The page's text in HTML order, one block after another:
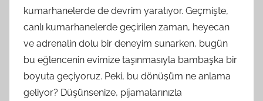
kumarhanelerde de devrim yaratıyor. Geçmişte,
canlı kumarhanelerde geçirilen zaman, heyecan
ve adrenalin dolu bir deneyim sunarken, bugün
bu eğlencenin evimize taşınmasıyla bambaşka bir
boyuta geçiyoruz. Peki, bu dönüşüm ne anlama
geliyor? Düşünsenize, pijamalarınızla